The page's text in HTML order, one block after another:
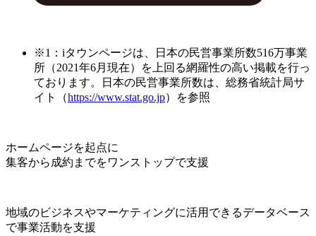
※1：iタウンページは、日本の民営事業所数516万事業
所（2021年6月現在）を上回る網羅性の高い掲載を行っ
ております。日本の民営事業所数は、総務省統計局サ
イト（https://www.stat.go.jp）を参照
ホームページを起点に
集客から成約までをワンストップで支援
地域のビジネスやマーケティングに活用できるデータベース
で事業活動を支援